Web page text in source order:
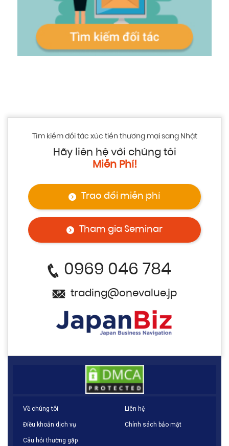
Tìm kiếm đối tác xúc tiến thương mại sang Nhật
Hãy liên hệ với chúng tôi
Miễn Phí!
Trao đổi miễn phí
Tham gia Seminar
0969 046 784
trading@onevalue.jp
Về chúng tôi Liên hệ
Điều khoản dịch vụ Chính sách bảo mật
Câu hỏi thường gặp